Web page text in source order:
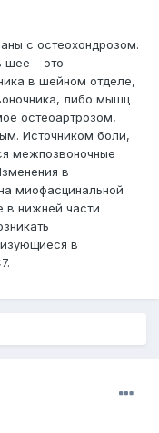
с остеохондрозом.
шее – это
в шейном отделе,
либо мышц
остеоартрозом,
Источником боли,
межпозвоночные
в
миофасцинальной
в нижней части
в